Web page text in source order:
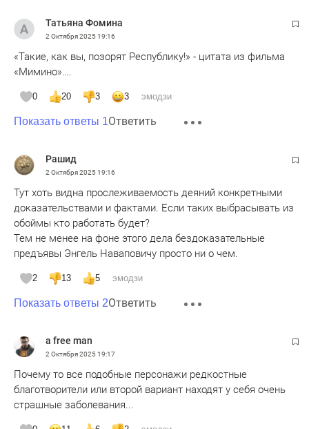
Татьяна Фомина
2 Октября 202519:16
«Такие, как вы, позорят Республику!» - цитата из фильма
«Мимино»….
0 20 3 3 эмодзи
Показать ответы 1Ответить
Рашид
2 Октября 202519:16
Тут хоть видна прослеживаемость деяний конкретными
доказательствами и фактами. Если таких выбрасывать из
обоймы кто работать будет?
Тем не менее на фоне этого дела бездоказательные
предъявы Энгель Наваповичу просто ни о чем.
2 13 5 эмодзи
Показать ответы 2Ответить
a free man
2 Октября 202519:17
Почему то все подобные персонажи редкостные
благотворители или второй вариант находят у себя очень
страшные заболевания...